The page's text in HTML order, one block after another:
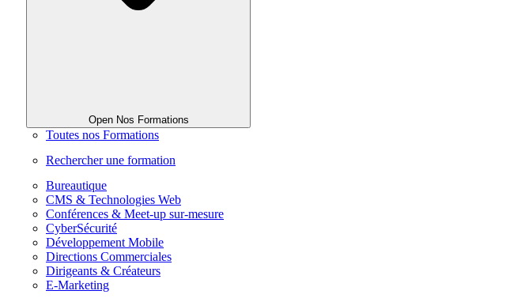
Open Nos Formations
Toutes nos Formations
Rechercher une formation
Bureautique
CMS & Technologies Web
Conférences & Meet-up sur-mesure
CyberSécurité
Développement Mobile
Directions Commerciales
Dirigeants & Créateurs
E-Marketing